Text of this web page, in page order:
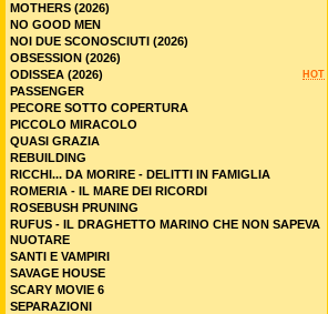
MOTHERS (2026)
NO GOOD MEN
NOI DUE SCONOSCIUTI (2026)
OBSESSION (2026)
HOT
ODISSEA (2026)
PASSENGER
PECORE SOTTO COPERTURA
PICCOLO MIRACOLO
QUASI GRAZIA
REBUILDING
RICCHI... DA MORIRE - DELITTI IN FAMIGLIA
ROMERIA - IL MARE DEI RICORDI
ROSEBUSH PRUNING
RUFUS - IL DRAGHETTO MARINO CHE NON SAPEVA
NUOTARE
SANTI E VAMPIRI
SAVAGE HOUSE
SCARY MOVIE 6
SEPARAZIONI